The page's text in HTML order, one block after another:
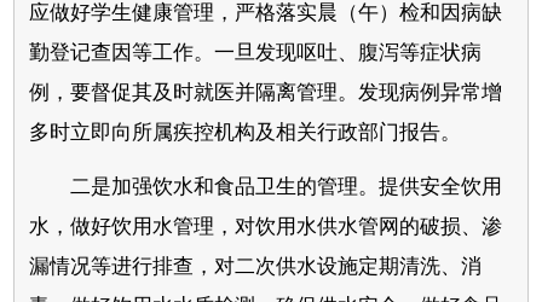
应做好学生健康管理，严格落实晨（午）检和因病缺
勤登记查因等工作。一旦发现呕吐、腹泻等症状病
例，要督促其及时就医并隔离管理。发现病例异常增
多时立即向所属疾控机构及相关行政部门报告。
二是加强饮水和食品卫生的管理。提供安全饮用
水，做好饮用水管理，对饮用水供水管网的破损、渗
漏情况等进行排查，对二次供水设施定期清洗、消